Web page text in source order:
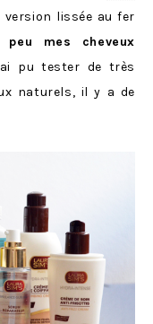
lissée au fer
mes cheveux
pu tester de très
naturels, il y a de